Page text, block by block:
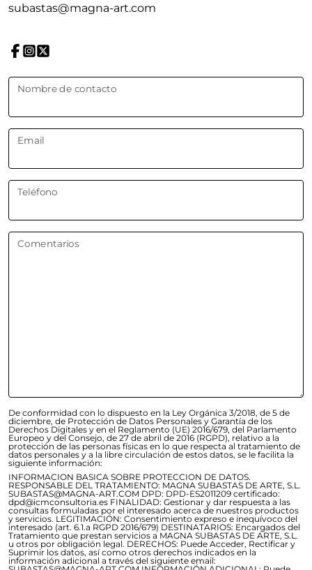
subastas@magna-art.com
Nombre de contacto
Email
Teléfono
Comentarios
De conformidad con lo dispuesto en la Ley Orgánica 3/2018, de 5 de
diciembre, de Protección de Datos Personales y Garantía de los
Derechos Digitales y en el Reglamento (UE) 2016/679, del Parlamento
Europeo y del Consejo, de 27 de abril de 2016 (RGPD), relativo a la
protección de las personas físicas en lo que respecta al tratamiento de
datos personales y a la libre circulación de estos datos, se le facilita la
siguiente información:
INFORMACION BASICA SOBRE PROTECCION DE DATOS.
RESPONSABLE DEL TRATAMIENTO: MAGNA SUBASTAS DE ARTE, S.L.
SUBASTAS@MAGNA-ART.COM DPD: DPD-ES2011209 certificado:
dpd@icmconsultoria.es FINALIDAD: Gestionar y dar respuesta a las
consultas formuladas por el interesado acerca de nuestros productos
y servicios. LEGITIMACIÓN: Consentimiento expreso e inequívoco del
interesado (art. 6.1.a RGPD 2016/679) DESTINATARIOS: Encargados del
Tratamiento que prestan servicios a MAGNA SUBASTAS DE ARTE, S.L.
u otros por obligación legal. DERECHOS: Puede Acceder, Rectificar y
Suprimir los datos, así como otros derechos indicados en la
información adicional a través del siguiente email: